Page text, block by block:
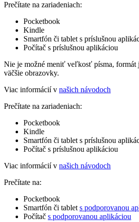
Prečítate na zariadeniach:
Pocketbook
Kindle
Smartfón či tablet s príslušnou
Počítač s príslušnou aplikáciou
Nie je možné meniť veľkosť písma, formát
väčšie obrazovky.
Viac informácií v našich návodoch
Prečítate na zariadeniach:
Pocketbook
Kindle
Smartfón či tablet s príslušnou
Počítač s príslušnou aplikáciou
Viac informácií v našich návodoch
Prečítate na:
Pocketbook
Smartfón či tablet s podporovanou
Počítač s podporovanou aplikáciou